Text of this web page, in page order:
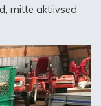
mitte aktiivsed